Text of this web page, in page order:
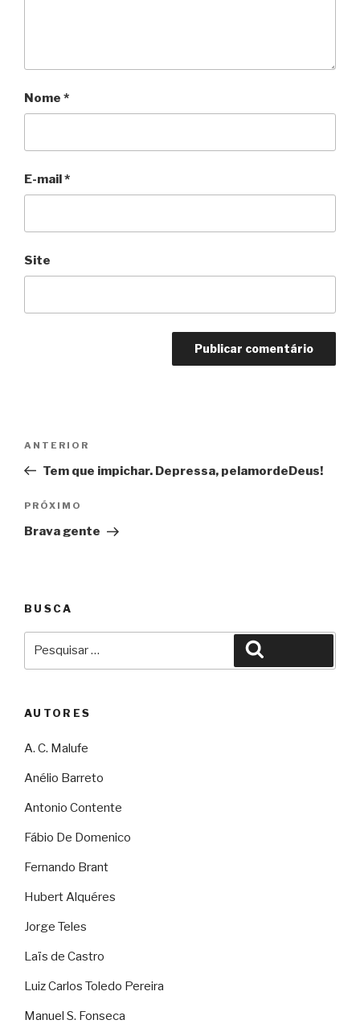
Nome *
E-mail*
Site
Post
Anterior
ANTERIOR
Tem que impichar. Depressa, pelamordeDeus!
Próximo
PRÓXIMO
Brava gente
BUSCA
AUTORES
A. C. Malufe
Anélio Barreto
Antonio Contente
Fábio De Domenico
Fernando Brant
Hubert Alquéres
Jorge Teles
Laïs de Castro
Luiz Carlos Toledo Pereira
Manuel S. Fonseca